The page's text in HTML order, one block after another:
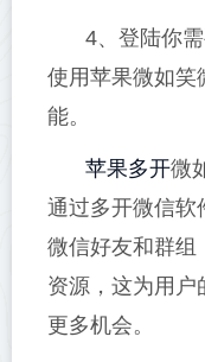
4、登陆你
使用苹果微如笑
能。
苹果多开微
通过多开微信软
微信好友和群组
资源，这为用户
更多机会。